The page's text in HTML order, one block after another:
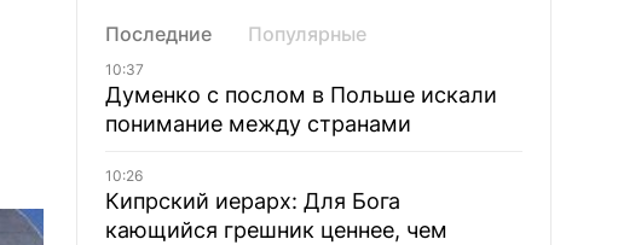
Последние Популярные
10:37
Думенко с послом в Польше искали
понимание между странами
10:26
Кипрский иерарх: Для Бога
кающийся грешник ценнее, чем